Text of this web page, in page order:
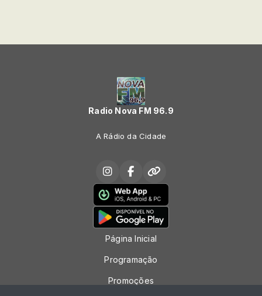
Radio Nova FM 96.9
A Rádio da Cidade
Página Inicial
Programação
Promoções